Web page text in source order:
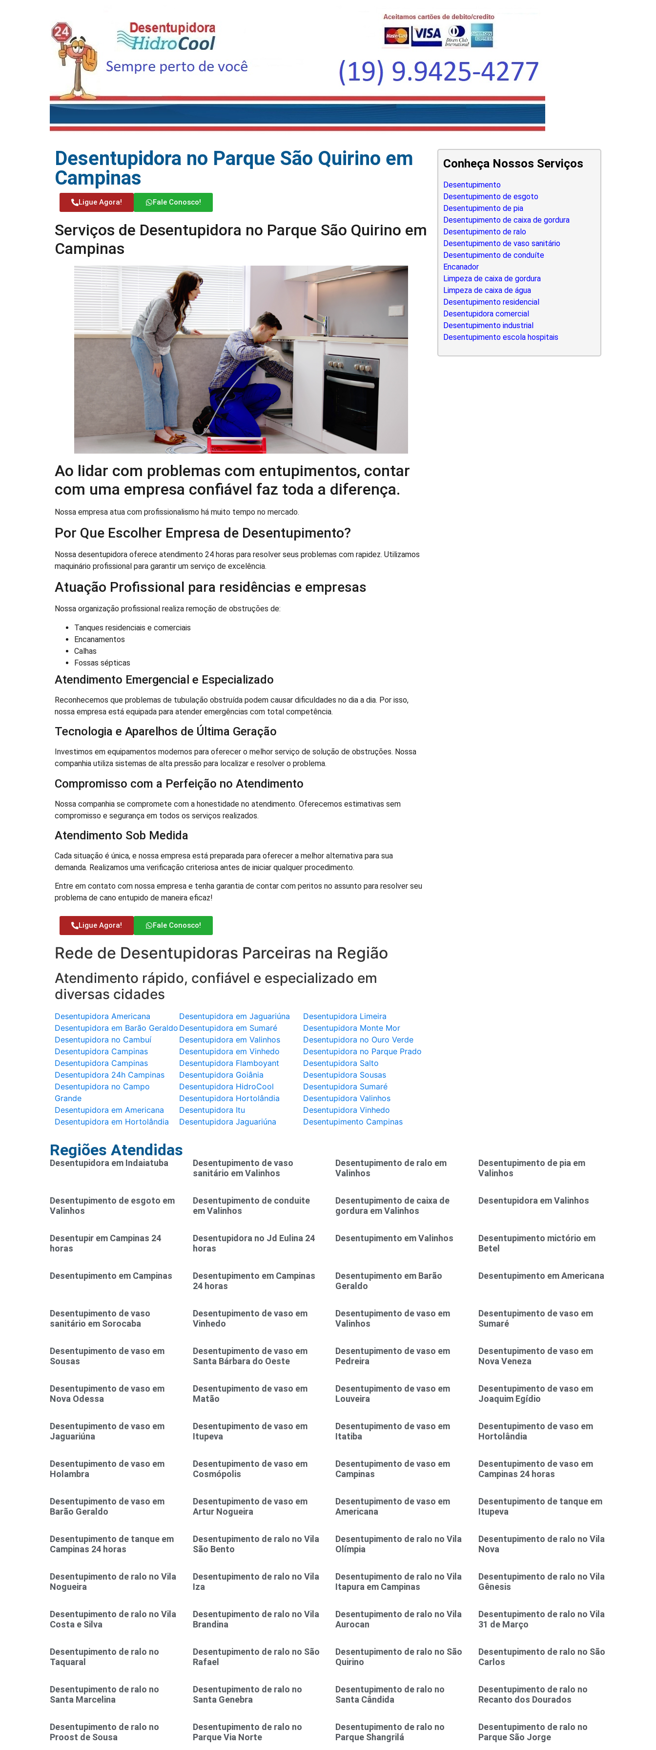
Desentupidora no Parque São Quirino em
Campinas
Ligue Agora! Fale Conosco!
Serviços de Desentupidora no Parque São Quirino em
Campinas
Ao lidar com problemas com entupimentos, contar
com uma empresa confiável faz toda a diferença.
Nossa empresa atua com profissionalismo há muito tempo no mercado.
Por Que Escolher Empresa de Desentupimento?
Nossa desentupidora oferece atendimento 24 horas para resolver seus problemas com rapidez. Utilizamos
maquinário profissional para garantir um serviço de excelência.
Atuação Profissional para residências e empresas
Nossa organização profissional realiza remoção de obstruções de:
Tanques residenciais e comerciais
Encanamentos
Calhas
Fossas sépticas
Atendimento Emergencial e Especializado
Reconhecemos que problemas de tubulação obstruída podem causar dificuldades no dia a dia. Por isso,
nossa empresa está equipada para atender emergências com total competência.
Tecnologia e Aparelhos de Última Geração
Investimos em equipamentos modernos para oferecer o melhor serviço de solução de obstruções. Nossa
companhia utiliza sistemas de alta pressão para localizar e resolver o problema.
Compromisso com a Perfeição no Atendimento
Nossa companhia se compromete com a honestidade no atendimento. Oferecemos estimativas sem
compromisso e segurança em todos os serviços realizados.
Atendimento Sob Medida
Cada situação é única, e nossa empresa está preparada para oferecer a melhor alternativa para sua
demanda. Realizamos uma verificação criteriosa antes de iniciar qualquer procedimento.
Entre em contato com nossa empresa e tenha garantia de contar com peritos no assunto para resolver seu
problema de cano entupido de maneira eficaz!
Ligue Agora! Fale Conosco!
Rede de Desentupidoras Parceiras na Região
Atendimento rápido, confiável e especializado em
diversas cidades
Desentupidora Americana
Desentupidora em Barão Geraldo
Desentupidora no Cambuí
Desentupidora Campinas
Desentupidora Campinas
Desentupidora 24h Campinas
Desentupidora no Campo
Grande
Desentupidora em Americana
Desentupidora em Hortolândia
Desentupidora em Jaguariúna
Desentupidora em Sumaré
Desentupidora em Valinhos
Desentupidora em Vinhedo
Desentupidora Flamboyant
Desentupidora Goiânia
Desentupidora HidroCool
Desentupidora Hortolândia
Desentupidora Itu
Desentupidora Jaguariúna
Desentupidora Limeira
Desentupidora Monte Mor
Desentupidora no Ouro Verde
Desentupidora no Parque Prado
Desentupidora Salto
Desentupidora Sousas
Desentupidora Sumaré
Desentupidora Valinhos
Desentupidora Vinhedo
Desentupimento Campinas
Conheça Nossos Serviços
Desentupimento
Desentupimento de esgoto
Desentupimento de pia
Desentupimento de caixa de gordura
Desentupimento de ralo
Desentupimento de vaso sanitário
Desentupimento de conduíte
Encanador
Limpeza de caixa de gordura
Limpeza de caixa de água
Desentupimento residencial
Desentupidora comercial
Desentupimento industrial
Desentupimento escola hospitais
Regiões Atendidas
Desentupidora em Indaiatuba
Desentupimento de vaso
sanitário em Valinhos
Desentupimento de ralo em
Valinhos
Desentupimento de pia em
Valinhos
Desentupimento de esgoto em
Valinhos
Desentupimento de conduite
em Valinhos
Desentupimento de caixa de
gordura em Valinhos
Desentupidora em Valinhos
Desentupir em Campinas 24
horas
Desentupidora no Jd Eulina 24
horas
Desentupimento em Valinhos
Desentupimento mictório em
Betel
Desentupimento em Campinas
Desentupimento em Campinas
24 horas
Desentupimento em Barão
Geraldo
Desentupimento em Americana
Desentupimento de vaso
sanitário em Sorocaba
Desentupimento de vaso em
Vinhedo
Desentupimento de vaso em
Valinhos
Desentupimento de vaso em
Sumaré
Desentupimento de vaso em
Sousas
Desentupimento de vaso em
Santa Bárbara do Oeste
Desentupimento de vaso em
Pedreira
Desentupimento de vaso em
Nova Veneza
Desentupimento de vaso em
Nova Odessa
Desentupimento de vaso em
Matão
Desentupimento de vaso em
Louveira
Desentupimento de vaso em
Joaquim Egídio
Desentupimento de vaso em
Jaguariúna
Desentupimento de vaso em
Itupeva
Desentupimento de vaso em
Itatiba
Desentupimento de vaso em
Hortolândia
Desentupimento de vaso em
Holambra
Desentupimento de vaso em
Cosmópolis
Desentupimento de vaso em
Campinas
Desentupimento de vaso em
Campinas 24 horas
Desentupimento de vaso em
Barão Geraldo
Desentupimento de vaso em
Artur Nogueira
Desentupimento de vaso em
Americana
Desentupimento de tanque em
Itupeva
Desentupimento de tanque em
Campinas 24 horas
Desentupimento de ralo no Vila
São Bento
Desentupimento de ralo no Vila
Olímpia
Desentupimento de ralo no Vila
Nova
Desentupimento de ralo no Vila
Nogueira
Desentupimento de ralo no Vila
Iza
Desentupimento de ralo no Vila
Itapura em Campinas
Desentupimento de ralo no Vila
Gênesis
Desentupimento de ralo no Vila
Costa e Silva
Desentupimento de ralo no Vila
Brandina
Desentupimento de ralo no Vila
Aurocan
Desentupimento de ralo no Vila
31 de Março
Desentupimento de ralo no
Taquaral
Desentupimento de ralo no São
Rafael
Desentupimento de ralo no São
Quirino
Desentupimento de ralo no São
Carlos
Desentupimento de ralo no
Santa Marcelina
Desentupimento de ralo no
Santa Genebra
Desentupimento de ralo no
Santa Cândida
Desentupimento de ralo no
Recanto dos Dourados
Desentupimento de ralo no
Proost de Sousa
Desentupimento de ralo no
Parque Via Norte
Desentupimento de ralo no
Parque Shangrilá
Desentupimento de ralo no
Parque São Jorge